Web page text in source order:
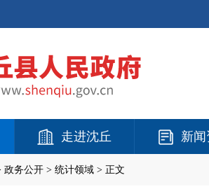
走进沈丘 新
政务公开 > 统计领域 > 正文